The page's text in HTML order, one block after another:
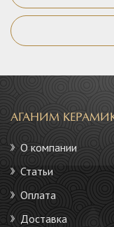
АГАНИМ
О компании
Статьи
Оплата
Доставка